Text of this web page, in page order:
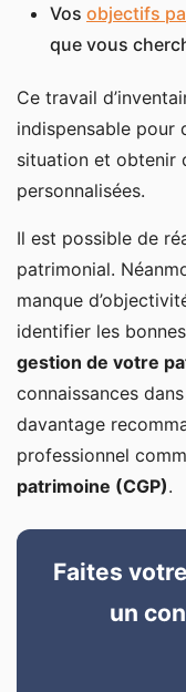
Vos objectifs
que vous
Ce travail
indispensable pour
situation et obtenir
personnalisées.
Il est possible de
patrimonial.
manque
identifier les
gestion de votre
connaissances
davantage
professionnel
patrimoine (CGP).
Faites
un